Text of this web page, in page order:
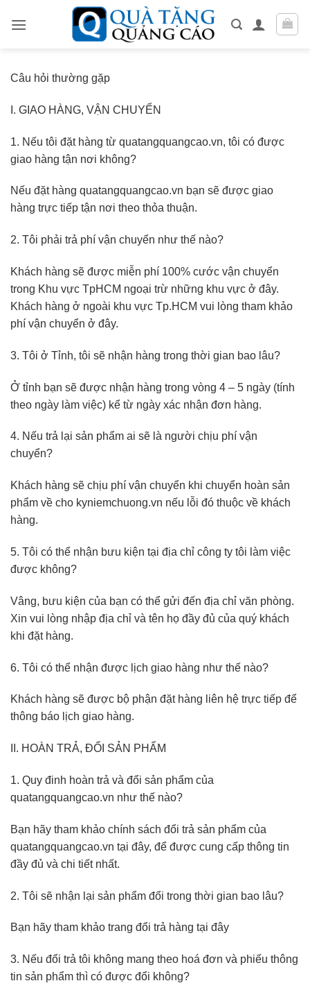
Câu hỏi thường gặp
I. GIAO HÀNG, VẬN CHUYỂN
1. Nếu tôi đặt hàng từ quatangquangcao.vn, tôi có được
giao hàng tận nơi không?
Nếu đặt hàng quatangquangcao.vn bạn sẽ được giao
hàng trực tiếp tận nơi theo thỏa thuận.
2. Tôi phải trả phí vận chuyển như thế nào?
Khách hàng sẽ được miễn phí 100% cước vận chuyển
trong Khu vực TpHCM ngoại trừ những khu vực ở đây.
Khách hàng ở ngoài khu vực Tp.HCM vui lòng tham khảo
phí vận chuyển ở đây.
3. Tôi ở Tỉnh, tôi sẽ nhận hàng trong thời gian bao lâu?
Ở tỉnh bạn sẽ được nhận hàng trong vòng 4 – 5 ngày (tính
theo ngày làm việc) kể từ ngày xác nhận đơn hàng.
4. Nếu trả lại sản phẩm ai sẽ là người chịu phí vận
chuyển?
Khách hàng sẽ chịu phí vận chuyển khi chuyển hoàn sản
phẩm về cho kyniemchuong.vn nếu lỗi đó thuộc về khách
hàng.
5. Tôi có thể nhận bưu kiện tại địa chỉ công ty tôi làm việc
được không?
Vâng, bưu kiện của bạn có thể gửi đến địa chỉ văn phòng.
Xin vui lòng nhập địa chỉ và tên họ đầy đủ của quý khách
khi đặt hàng.
6. Tôi có thể nhận được lịch giao hàng như thế nào?
Khách hàng sẽ được bộ phận đặt hàng liên hệ trực tiếp để
thông báo lịch giao hàng.
II. HOÀN TRẢ, ĐỔI SẢN PHẨM
1. Quy đinh hoàn trả và đổi sản phẩm của
quatangquangcao.vn như thế nào?
Bạn hãy tham khảo chính sách đổi trả sản phẩm của
quatangquangcao.vn tại đây, để được cung cấp thông tin
đầy đủ và chi tiết nhất.
2. Tôi sẽ nhận lại sản phẩm đổi trong thời gian bao lâu?
Bạn hãy tham khảo trang đổi trả hàng tại đây
3. Nếu đổi trả tôi không mang theo hoá đơn và phiếu thông
tin sản phẩm thì có được đổi không?